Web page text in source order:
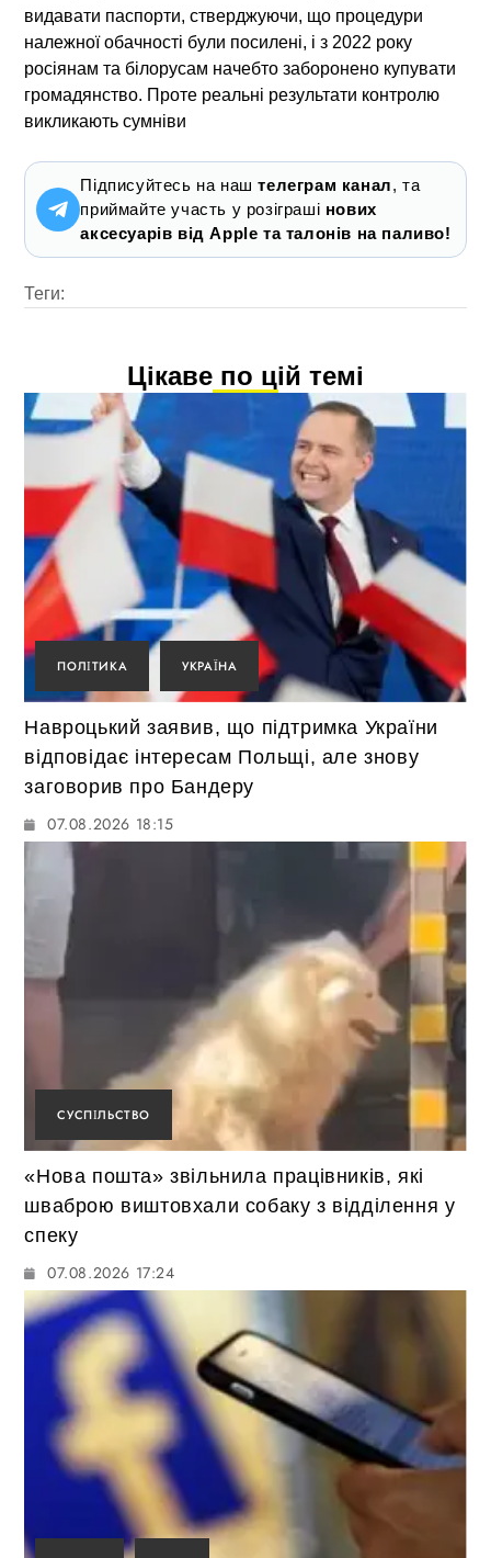
видавати паспорти, стверджуючи, що процедури
належної обачності були посилені, і з 2022 року
росіянам та білорусам начебто заборонено купувати
громадянство. Проте реальні результати контролю
викликають сумніви
Підписуйтесь на наштелеграм канал, та
приймайте участь у розіграші нових
аксесуарів від Apple та талонів на паливо!
Теги:
Цікаве по цій темі
ПОЛІТИКА УКРАЇНА
Навроцький заявив, що підтримка України
відповідає інтересам Польщі, але знову
заговорив про Бандеру
07.08.2026 18:15
СУСПІЛЬСТВО
«Нова пошта» звільнила працівників, які
шваброю виштовхали собаку з відділення у
спеку
07.08.2026 17:24